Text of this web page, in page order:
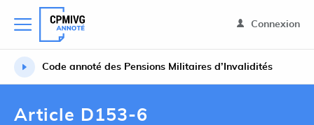
Connexion
Code annoté des Pensions Militaires d’Invalidités
Article D153-6